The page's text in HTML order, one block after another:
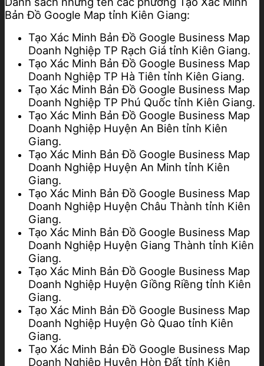
Bản Đồ Google Map tỉnh Kiên Giang:
Tạo Xác Minh Bản Đồ Google Business Map
Doanh Nghiệp TP Rạch Giá tỉnh Kiên Giang.
Tạo Xác Minh Bản Đồ Google Business Map
Doanh Nghiệp TP Hà Tiên tỉnh Kiên Giang.
Tạo Xác Minh Bản Đồ Google Business Map
Doanh Nghiệp TP Phú Quốc tỉnh Kiên Giang.
Tạo Xác Minh Bản Đồ Google Business Map
Doanh Nghiệp Huyện An Biên tỉnh Kiên
Giang.
Tạo Xác Minh Bản Đồ Google Business Map
Doanh Nghiệp Huyện An Minh tỉnh Kiên
Giang.
Tạo Xác Minh Bản Đồ Google Business Map
Doanh Nghiệp Huyện Châu Thành tỉnh Kiên
Giang.
Tạo Xác Minh Bản Đồ Google Business Map
Doanh Nghiệp Huyện Giang Thành tỉnh Kiên
Giang.
Tạo Xác Minh Bản Đồ Google Business Map
Doanh Nghiệp Huyện Giồng Riềng tỉnh Kiên
Giang.
Tạo Xác Minh Bản Đồ Google Business Map
Doanh Nghiệp Huyện Gò Quao tỉnh Kiên
Giang.
Tạo Xác Minh Bản Đồ Google Business Map
Doanh Nghiệp Huyện Hòn Đất tỉnh Kiên